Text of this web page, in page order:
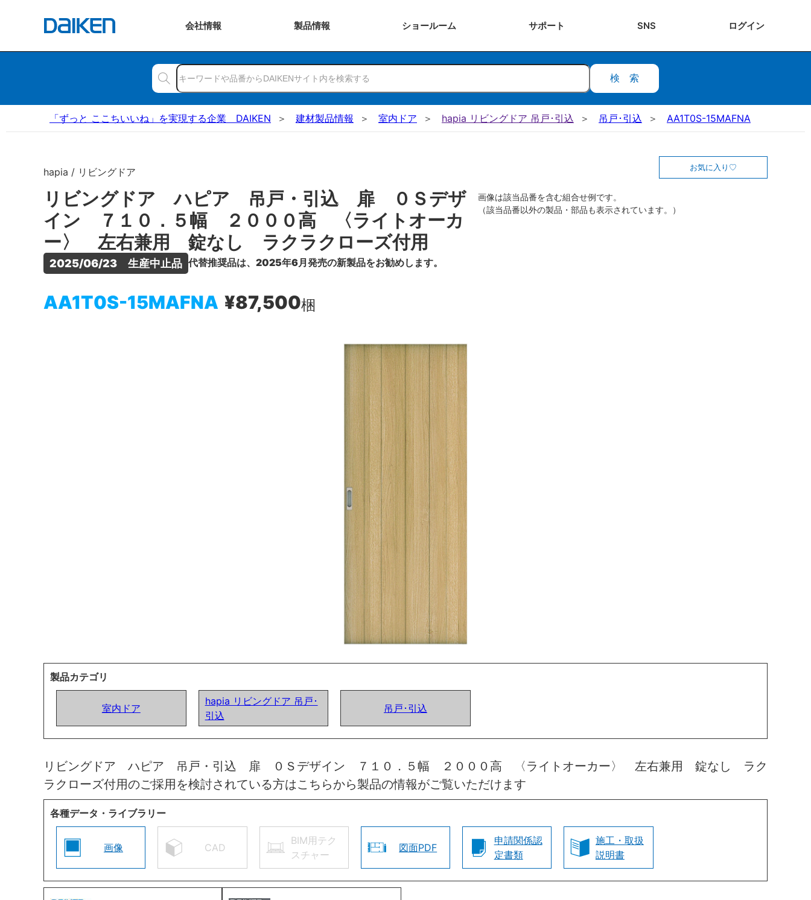
会社情報 製品情報 ショールーム サポート SNS ログイン
検索
「ずっと ここちいいね」を実現する企業 DAIKEN 建材製品情報 室内ドア hapia リビングドア 吊戸･引込 吊戸･引込 AA1T0S-15MAFNA
hapia / リビングドア
リビングドア ハピア 吊戸・引込 扉 ０Ｓデザ
イン ７１０．５幅 ２０００高 〈ライトオーカ
ー〉 左右兼用 錠なし ラクラクローズ付用
2025/06/23　生産中止品 代替推奨品は、2025年6月発売の新製品をお勧めします。
AA1T0S-15MAFNA ¥87,500梱
お気に入り
画像は該当品番を含む組合せ例です。
（該当品番以外の製品・部品も表示されています。）
製品カテゴリ
室内ドア
hapia リビングドア 吊戸･
引込
吊戸･引込
リビングドア ハピア 吊戸・引込 扉 ０Ｓデザイン ７１０．５幅 ２０００高 〈ライトオーカー〉 左右兼用 錠なし ラク
ラクローズ付用のご採用を検討されている方はこちらから製品の情報がご覧いただけます
各種データ・ライブラリー
画像 CAD
BIM用テク
スチャー
図面PDF
申請関係認
定書類
施工・取扱
説明書